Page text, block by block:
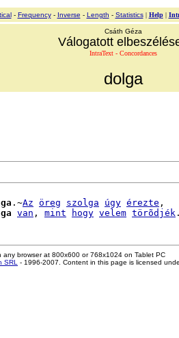
- Frequency- Inverse - Length - Statistics| Help|
Csáth Géza
Válogatott
IntraText - Concordances
dolga
.~Az öreg szolga úgy érezte ,
van , mint hogy velem törõdjék
any browser at 800x600 or 768x1024 on Tablet PC
SRL - 1996-2007. Content in this page is licensed